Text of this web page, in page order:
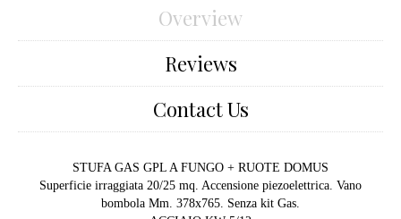
Overview
Reviews
Contact Us
STUFA GAS GPL A FUNGO + RUOTE DOMUS
Superficie irraggiata 20/25 mq. Accensione piezoelettrica. Vano
bombola Mm. 378x765. Senza kit Gas.